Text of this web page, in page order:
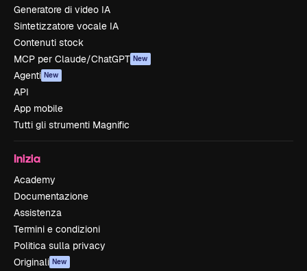
Generatore di video IA
Sintetizzatore vocale IA
Contenuti stock
MCP per Claude/ChatGPT New
Agenti New
API
App mobile
Tutti gli strumenti Magnific
Inizia
Academy
Documentazione
Assistenza
Termini e condizioni
Politica sulla privacy
Originali New